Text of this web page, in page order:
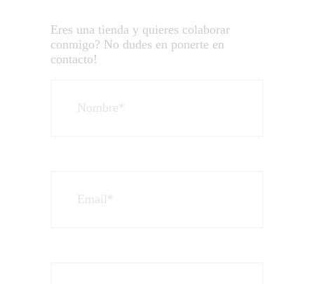
Eres una tienda y quieres colaborar
conmigo? No dudes en ponerte en
contacto!